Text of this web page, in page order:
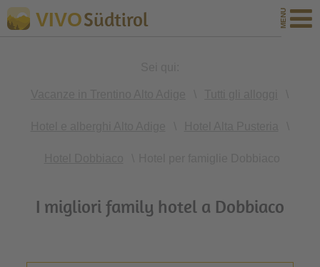
VIVOSüdtirol
I migliori family hotel a Dobbiaco